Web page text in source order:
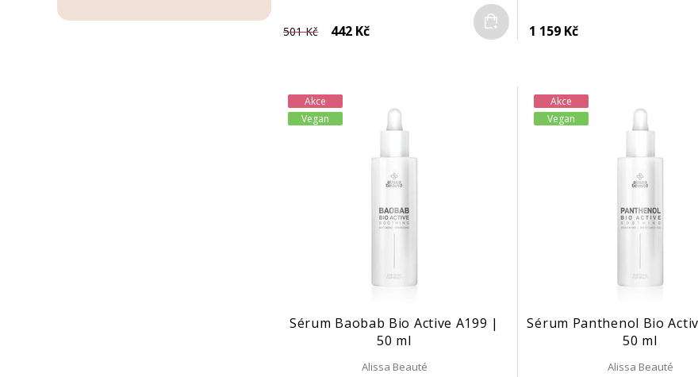
501 Kč 442 Kč
Do košíku
1 159 Kč
Akce
Vegan
Sérum Baobab Bio Active A199 |
50 ml
Alissa Beauté
Akce
Vegan
Sérum Panthenol Bio
50 ml
Alissa Beauté